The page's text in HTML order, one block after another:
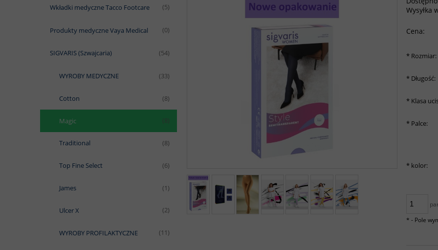
Wkładki medyczne Tacco Footcare (5)
Produkty medyczne Vaya Medical (0)
SIGVARIS (Szwajcaria) (54)
WYROBY MEDYCZNE (33)
Cotton (8)
Magic (8)
Traditional (8)
Top Fine Select (6)
James (1)
Ulcer X (2)
WYROBY PROFILAKTYCZNE (11)
Wysyłka
Cena:
* Rozmiar:
* Długość:
* Klasa
* Palce:
* kolor:
* - Pole